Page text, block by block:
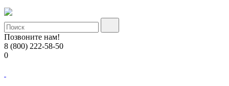
Позвоните нам!
8 (800) 222-58-50
0